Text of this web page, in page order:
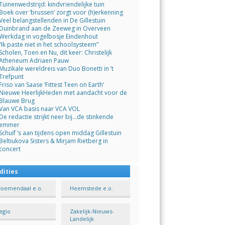
kindvriendelijke tuin
Boek over ‘brussen’ zorgt voor (h)erkenning
belangstellenden in De Gillestuin
Duinbrand aan de Zeeweg in Overveen
in vogelbosje Eindenhout
paste niet in het schoolsysteem”
Scholen, Toen en Nu, dit keer: Christelijk
Adriaen Pauw
Muzikale wereldreis van Duo Bonetti in ’t
Friso van Saase ‘Fittest Teen on Earth’
Nieuwe HeerlijkHeden met aandacht voor de
Blauwe Brug
VCA basis naar VCA VOL
De redactie strijkt neer bij…de stinkende
emmer
Schuif ’s aan tijdens open middag Gillestuin
Beltiukova Sisters & Mirjam Rietberg in
concert
e.o. Heemstede e.o.
Zakelijk-Nieuws-
Landelijk